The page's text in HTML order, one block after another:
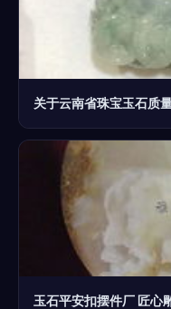
关于云南省珠宝玉石质
玉石平安扣摆件厂 匠心